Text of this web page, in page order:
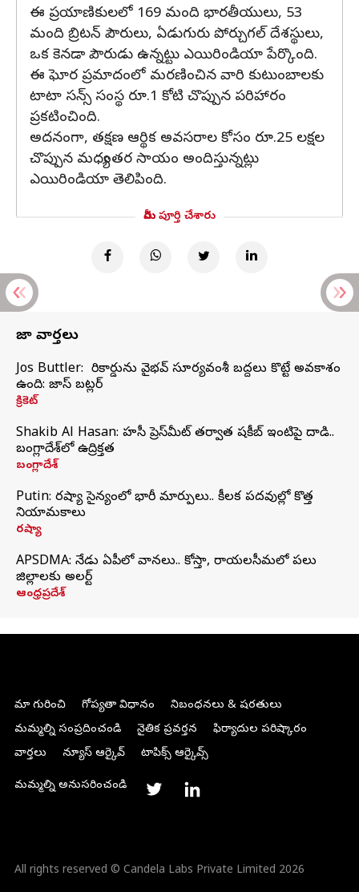
ఈ ప్రయాణికులలో 169 మంది భారతీయులు, 53
మంది బ్రిటన్‌ పౌరులు, ఏడుగురు పోర్చుగల్‌ దేశస్థులు,
ఒక కెనడా పౌరుడు ఉన్నట్టు ఎయిరిండియా పేర్కొంది.
ఈ ఘోర ప్రమాదంలో మరణించిన వారి కుటుంబాలకు
టాటా సన్స్‌ సంస్థ రూ.1 కోటి చొప్పున పరిహారం
ప్రకటించింది.
అదనంగా, తక్షణ ఆర్థిక అవసరాల కోసం రూ.25 లక్షల
చొప్పున మధ్యంతర సాయం అందిస్తున్నట్లు
ఎయిరిండియా తెలిపింది.
మీరు పూర్తి చేశారు
తాజా వార్తలు
Jos Buttler: నా రికార్డును వైభవ్ సూర్యవంశీ బద్దలు కొట్టే అవకాశం
ఉంది: జాస్ బట్లర్
క్రికెట్
Shakib Al Hasan: హసీనా ప్రెస్‌మీట్‌ తర్వాత షకీబ్‌ ఇంటిపై దాడి..
బంగ్లాదేశ్‌లో ఉద్రిక్తత
బంగ్లాదేశ్
Putin: రష్యా సైన్యంలో భారీ మార్పులు.. కీలక పదవుల్లో కొత్త
నియామకాలు
రష్యా
APSDMA: నేడు ఏపీలో వానలు.. కోస్తా, రాయలసీమలో పలు
జిల్లాలకు అలర్ట్
ఆంధ్రప్రదేశ్
మా గురించి గోప్యతా విధానం
నిబంధనలు & షరతులు
మమ్మల్ని సంప్రదించండి
నైతిక ప్రవర్తన
ఫిర్యాదుల పరిష్కారం
వార్తలు
న్యూస్ ఆర్కైవ్ టాపిక్స్ ఆర్కైవ్స్
మమ్మల్ని అనుసరించండి
All rights reserved © Candela Labs Private Limited 2026